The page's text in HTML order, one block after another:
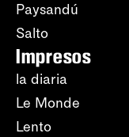
Paysandú
Salto
Impresos
la diaria
Le Monde
Lento